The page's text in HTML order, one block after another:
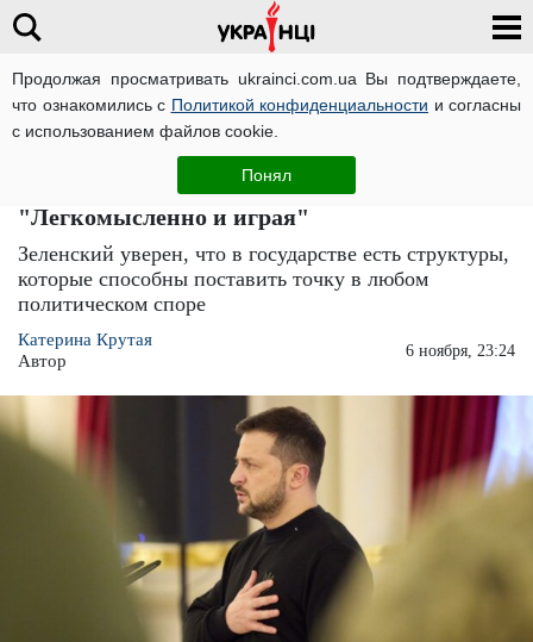
Продолжая просматривать ukrainci.com.ua Вы подтверждаете,
что ознакомились с Политикой конфиденциальности и согласны
с использованием файлов cookie.
Понял
Владимир Зеленский рассказал, будут ли
президентские выборы в 2024 году:
"Легкомысленно и играя"
Зеленский уверен, что в государстве есть структуры,
которые способны поставить точку в любом
политическом споре
Катерина Крутая
Автор
6 ноября, 23:24